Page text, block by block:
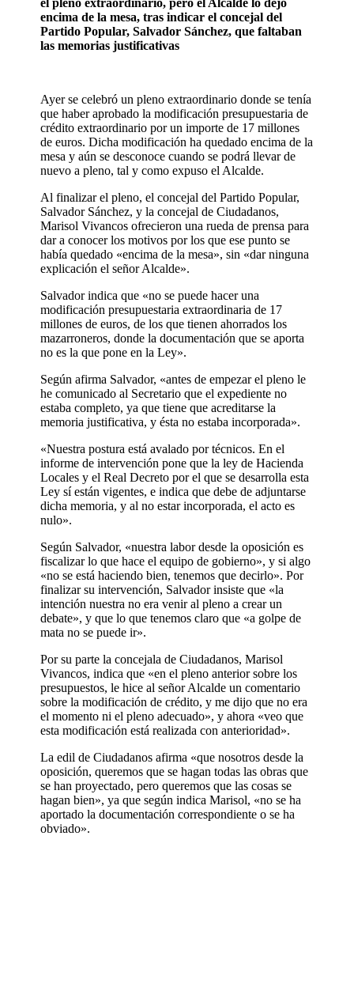
el pleno extraordinario, pero el Alcalde lo dejó
encima de la mesa, tras indicar el concejal del
Partido Popular, Salvador Sánchez, que faltaban
las memorias justificativas
Ayer se celebró un pleno extraordinario donde se tenía
que haber aprobado la modificación presupuestaria de
crédito extraordinario por un importe de 17 millones
de euros. Dicha modificación ha quedado encima de la
mesa y aún se desconoce cuando se podrá llevar de
nuevo a pleno, tal y como expuso el Alcalde.
Al finalizar el pleno, el concejal del Partido Popular,
Salvador Sánchez, y la concejal de Ciudadanos,
Marisol Vivancos ofrecieron una rueda de prensa para
dar a conocer los motivos por los que ese punto se
había quedado «encima de la mesa», sin «dar ninguna
explicación el señor Alcalde».
Salvador indica que «no se puede hacer una
modificación presupuestaria extraordinaria de 17
millones de euros, de los que tienen ahorrados los
mazarroneros, donde la documentación que se aporta
no es la que pone en la Ley».
Según afirma Salvador, «antes de empezar el pleno le
he comunicado al Secretario que el expediente no
estaba completo, ya que tiene que acreditarse la
memoria justificativa, y ésta no estaba incorporada».
«Nuestra postura está avalado por técnicos. En el
informe de intervención pone que la ley de Hacienda
Locales y el Real Decreto por el que se desarrolla esta
Ley sí están vigentes, e indica que debe de adjuntarse
dicha memoria, y al no estar incorporada, el acto es
nulo».
Según Salvador, «nuestra labor desde la oposición es
fiscalizar lo que hace el equipo de gobierno», y si algo
«no se está haciendo bien, tenemos que decirlo». Por
finalizar su intervención, Salvador insiste que «la
intención nuestra no era venir al pleno a crear un
debate», y que lo que tenemos claro que «a golpe de
mata no se puede ir».
Por su parte la concejala de Ciudadanos, Marisol
Vivancos, indica que «en el pleno anterior sobre los
presupuestos, le hice al señor Alcalde un comentario
sobre la modificación de crédito, y me dijo que no era
el momento ni el pleno adecuado», y ahora «veo que
esta modificación está realizada con anterioridad».
La edil de Ciudadanos afirma «que nosotros desde la
oposición, queremos que se hagan todas las obras que
se han proyectado, pero queremos que las cosas se
hagan bien», ya que según indica Marisol, «no se ha
aportado la documentación correspondiente o se ha
obviado».